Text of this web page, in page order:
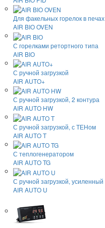
Для факельных горелок в печах
AIR BIO OVEN
С горелками ретортного типа
AIR BIO
С ручной загрузкой
AIR AUTO+
С ручной загрузкой, 2 контура
AIR AUTO HW
С ручной загрузкой, с ТЕНом
AIR AUTO T
С теплогенератором
AIR AUTO TG
С ручной загрузкой, усиленный
AIR AUTO U